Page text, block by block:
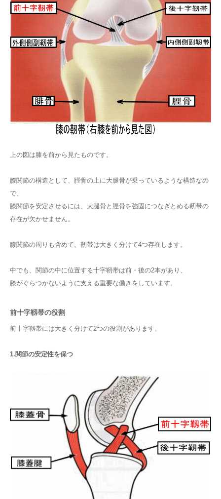
上の図は膝を前から見たものです。
膝関節の構造として、脛骨の上に大腿骨が乗っているような構造なの
で、
膝関節を安定させるには、大腿骨と脛骨を強固につなぎとめる靭帯の
存在が欠かせません。
膝関節の周りも含めて、靭帯は大きく分けて4つ存在します。
中でも、関節の中に位置する十字靭帯は前・後の2本があり、
膝がぐらつかないように支える重要な働きをしています。
前十字靱帯の役割
前十字靱帯には大きく分けて2つの役割があります。
1.関節の安定性を保つ